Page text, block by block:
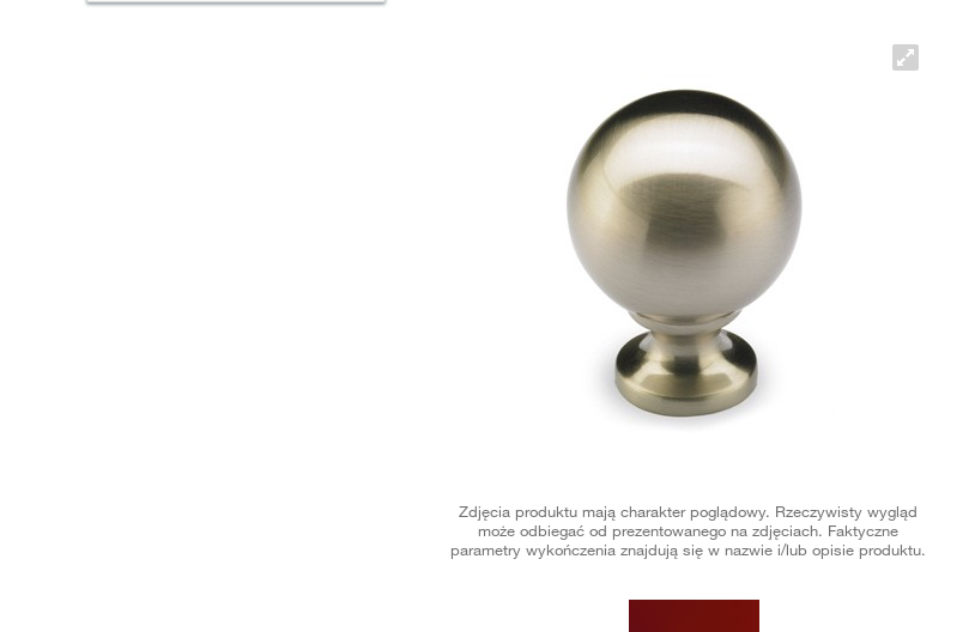
Zdjęcia produktu mają charakter poglądowy. Rzeczywisty wygląd
może odbiegać od prezentowanego na zdjęciach. Faktyczne
parametry wykończenia znajdują się w nazwie i/lub opisie produktu.